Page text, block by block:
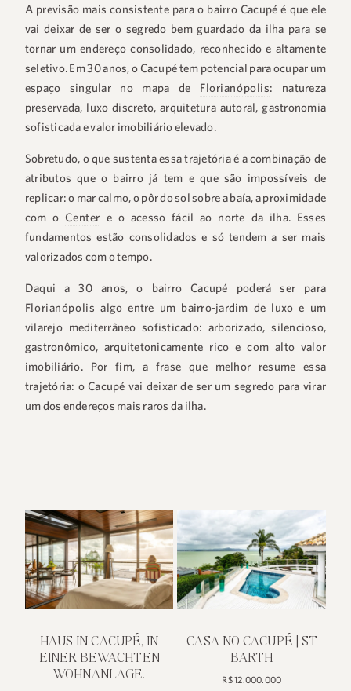
A previsão mais consistente para o bairro Cacupé é que ele
vai deixar de ser o segredo bem guardado da ilha para se
tornar um endereço consolidado, reconhecido e altamente
seletivo. Em 30 anos, o Cacupé tem potencial para ocupar um
espaço singular no mapa de Florianópolis: natureza
preservada, luxo discreto, arquitetura autoral, gastronomia
sofisticada e valor imobiliário elevado.
Sobretudo, o que sustenta essa trajetória é a combinação de
atributos que o bairro já tem e que são impossíveis de
replicar: o mar calmo, o pôr do sol sobre a baía, a proximidade
com oCenter e o acesso fácil ao norte da ilha. Esses
fundamentos estão consolidados e só tendem a ser mais
valorizados com o tempo.
Daqui a 30 anos, o bairro Cacupé poderá ser para
Florianópolis algo entre um bairro-jardim de luxo e um
vilarejo mediterrâneo sofisticado: arborizado, silencioso,
gastronômico, arquitetonicamente rico e com alto valor
imobiliário. Por fim, a frase que melhor resume essa
trajetória: o Cacupé vai deixar de ser um segredo para virar
um dos endereços mais raros da ilha.